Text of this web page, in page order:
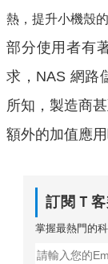
熱，提升小機殼
部分使用者有
求，NAS 網路
所知，製造商
額外的加值應用
訂閱Ｔ
掌握最熱門的